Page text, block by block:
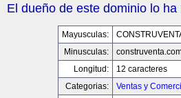
El dueño de este dominio lo
Mayusculas:
Minusculas:
Longitud:
12 caracteres
Categorias:
Ventas y